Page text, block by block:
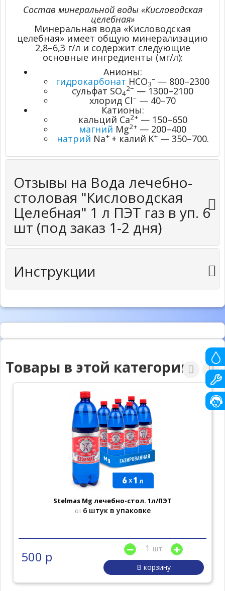
Состав минеральной воды «Кисловодская
целебная»
Минеральная вода «Кисловодская
целебная» имеет общую минерализацию
2,8–6,3 г/л и содержит следующие
основные ингредиенты (мг/л):
Анионы:
гидрокарбонат HCO3
– — 800–2300
сульфат SO4
2− — 1300–2100
хлорид Cl− — 40–70
Катионы:
кальций Ca2+— 150–650
магний Mg2+ — 200–400
натрий Na+ + калий K+— 350–700.
Отзывы на Вода лечебно-
столовая "Кисловодская
Целебная" 1 л ПЭТ газ в уп. 6
шт (под заказ 1-2 дня)
Инструкции
Товары в этой категории
Stelmas Mg лечебно-стол. 1л/ПЭТ
от 6 штук в упаковке
500 р
шт.
В корзину